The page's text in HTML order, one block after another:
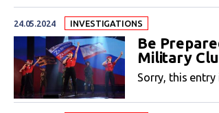
24.05.2024 INVESTIGATIONS
Be
Military
Sorry, this entry